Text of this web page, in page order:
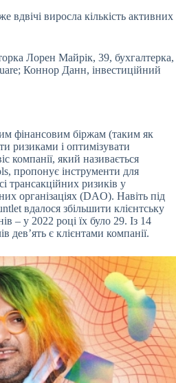
вдвічі виросла кількість активних
Лорен Майрік, 39, бухгалтерка,
Коннор Данн, інвестиційний
фінансовим біржам (таким як
ризиками і оптимізувати
компанії, який називається
пропонує інструменти для
трансакційних ризиків у
організаціях (DAO). Навіть під
вдалося збільшити клієнтську
– у 2022 році їх було 29. Із 14
девʼять є клієнтами компанії.